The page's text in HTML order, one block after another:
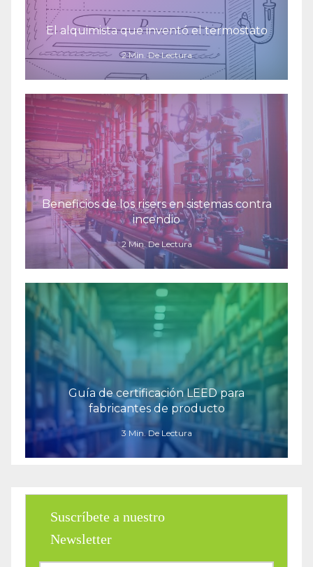
El alquimista que inventó el termostato
2 Min. De Lectura
Beneficios de los risers en sistemas contra
incendio
2 Min. De Lectura
Guía de certificación LEED para
fabricantes de producto
3 Min. De Lectura
Suscríbete a nuestro
Newsletter